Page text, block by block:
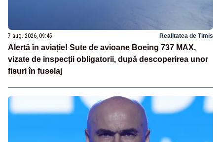
7 aug. 2026, 09:45 Realitatea de Timis
Alertă în aviație! Sute de avioane Boeing 737 MAX,
vizate de inspecții obligatorii, după descoperirea unor
fisuri în fuselaj